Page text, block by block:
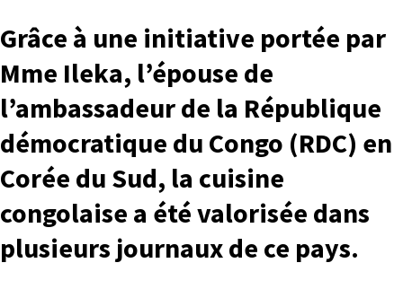
Grâce à une initiative portée par
Mme Ileka, l’épouse de
l’ambassadeur de la République
démocratique du Congo (RDC) en
Corée du Sud, la cuisine
congolaise a été valorisée dans
plusieurs journaux de ce pays.